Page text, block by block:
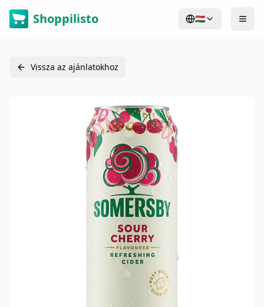
Shoppilisto 🇭🇺
Vissza az ajánlatokhoz